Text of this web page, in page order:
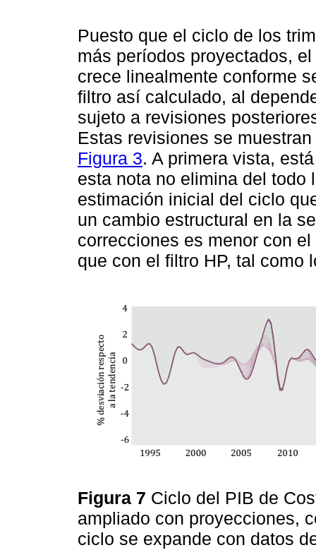
Puesto que el ciclo de los
más períodos proyectados,
crece linealmente conforme
filtro así calculado, al
sujeto a revisiones
Estas revisiones se
Figura 3. A primera vista,
esta nota no elimina del todo
estimación inicial del ciclo
un cambio estructural en la
correcciones es menor con
que con el filtro HP, tal como
Figura 7 Ciclo del PIB de
ampliado con proyecciones,
ciclo se expande con datos